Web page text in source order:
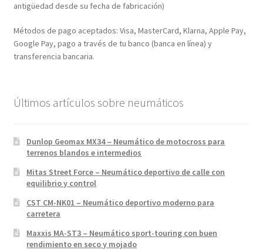
antigüedad desde su fecha de fabricación)
Métodos de pago aceptados: Visa, MasterCard, Klarna, Apple Pay,
Google Pay, pago a través de tu banco (banca en línea) y
transferencia bancaria.
Últimos artículos sobre neumáticos
Dunlop Geomax MX34 – Neumático de motocross para
terrenos blandos e intermedios
Mitas Street Force – Neumático deportivo de calle con
equilibrio y control
CST CM-NK01 – Neumático deportivo moderno para
carretera
Maxxis MA-ST3 – Neumático sport-touring con buen
rendimiento en seco y mojado